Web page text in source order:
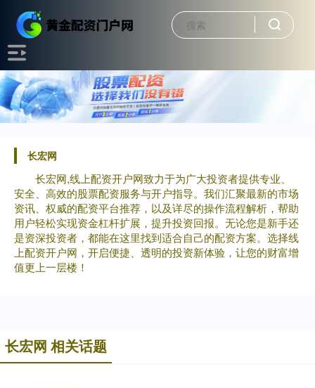
长宏网
长宏网,线上配资开户网致力于为广大投资者提供专业、
安全、高效的股票配资服务与开户指导。我们汇聚最新的市场
资讯、权威的配资平台推荐，以及详尽的操作流程解析，帮助
用户轻松实现资金杠杆扩展，提升投资回报。无论您是新手还
是资深投资者，都能在这里找到适合自己的配资方案。选择线
上配资开户网，开启便捷、透明的投资新体验，让您的财富增
值更上一层楼！
长宏网 相关话题